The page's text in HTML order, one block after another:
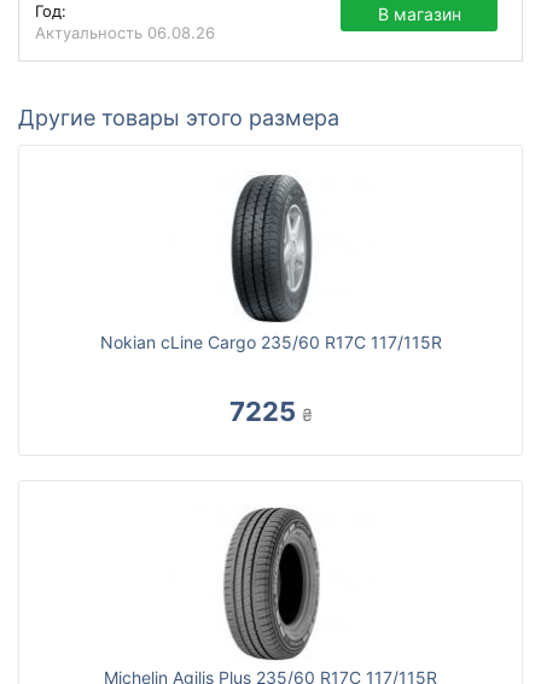
Год:
Актуальность 06.08.26
В магазин
Другие товары этого размера
Nokian cLine Cargo 235/60 R17C 117/115R
7225 ₴
Michelin Agilis Plus 235/60 R17C 117/115R